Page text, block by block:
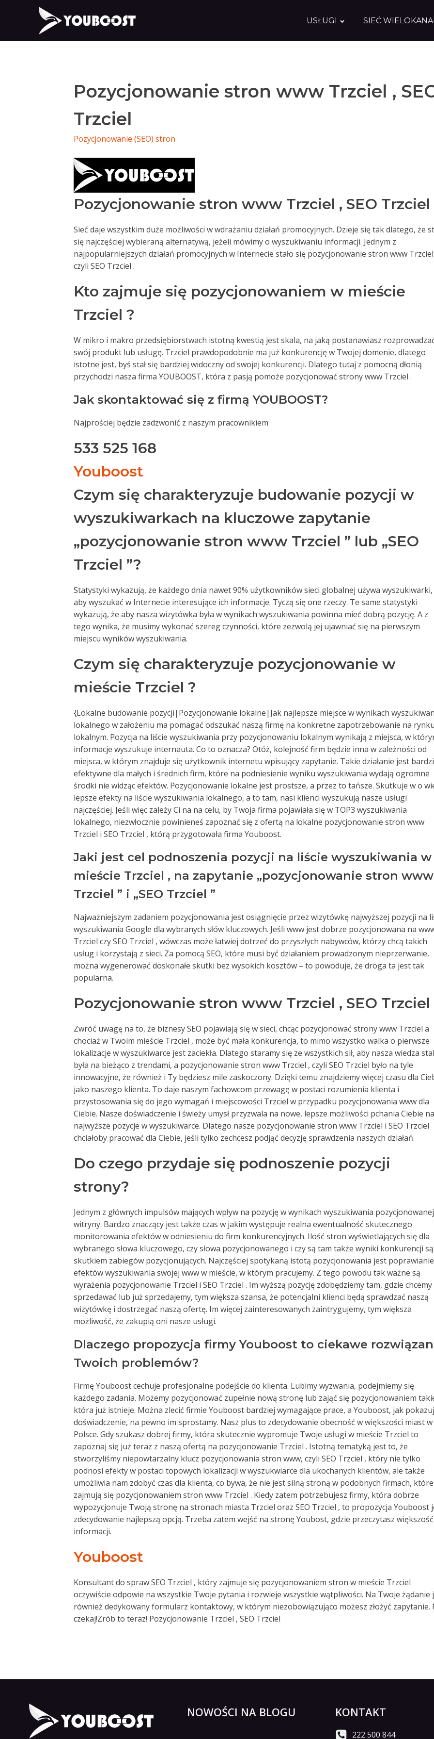
USŁUGI SIEĆ
Pozycjonowanie stron www Trzciel ,
Trzciel
Pozycjonowanie (SEO) stron
Pozycjonowanie stron www Trzciel , SEO Trzciel
Sieć daje wszystkim duże możliwości w wdrażaniu działań promocyjnych. Dzieje się tak dlatego, że
się najczęściej wybieraną alternatywą, jeżeli mówimy o wyszukiwaniu informacji. Jednym z
najpopularniejszych działań promocyjnych w Internecie stało się pozycjonowanie stron www
czyli SEO Trzciel .
Kto zajmuje się pozycjonowaniem w mieście
Trzciel ?
W mikro i makro przedsiębiorstwach istotną kwestią jest skala, na jaką postanawiasz
swój produkt lub usługę. Trzciel prawdopodobnie ma już konkurencję w Twojej domenie, dlatego
istotne jest, byś stał się bardziej widoczny od swojej konkurencji. Dlatego tutaj z pomocną dłonią
przychodzi nasza firma YOUBOOST, która z pasją pomoże pozycjonować strony www Trzciel .
Jak skontaktować się z firmą YOUBOOST?
Najprościej będzie zadzwonić z naszym pracownikiem
533 525 168
Youboost
Czym się charakteryzuje budowanie pozycji w
wyszukiwarkach na kluczowe zapytanie
„pozycjonowanie stron www Trzciel ” lub „SEO
Trzciel ”?
Statystyki wykazują, że każdego dnia nawet 90% użytkowników sieci globalnej używa wyszukiwarki,
aby wyszukać w Internecie interesujące ich informacje. Tyczą się one rzeczy. Te same statystyki
wykazują, że aby nasza wizytówka była w wynikach wyszukiwania powinna mieć dobrą pozycję. A z
tego wynika, że musimy wykonać szereg czynności, które zezwolą jej ujawniać się na pierwszym
miejscu wyników wyszukiwania.
Czym się charakteryzuje pozycjonowanie w
mieście Trzciel ?
{Lokalne budowanie pozycji|Pozycjonowanie lokalne|Jak najlepsze miejsce w wynikach
lokalnego w założeniu ma pomagać odszukać naszą firmę na konkretne zapotrzebowanie na rynku
lokalnym. Pozycja na liście wyszukiwania przy pozycjonowaniu lokalnym wynikają z miejsca, w
informacje wyszukuje internauta. Co to oznacza? Otóż, kolejność firm będzie inna w zależności od
miejsca, w którym znajduje się użytkownik internetu wpisujący zapytanie. Takie działanie jest
efektywne dla małych i średnich firm, które na podniesienie wyniku wyszukiwania wydają ogromne
środki nie widząc efektów. Pozycjonowanie lokalne jest prostsze, a przez to tańsze. Skutkuje w o
lepsze efekty na liście wyszukiwania lokalnego, a to tam, nasi klienci wyszukują nasze usługi
najczęściej. Jeśli więc zależy Ci na na celu, by Twoja firma pojawiała się w TOP3 wyszukiwania
lokalnego, niezwłocznie powinieneś zapoznać się z ofertą na lokalne pozycjonowanie stron www
Trzciel i SEO Trzciel , którą przygotowała firma Youboost.
Jaki jest cel podnoszenia pozycji na liście wyszukiwania w
mieście Trzciel , na zapytanie „pozycjonowanie stron www
Trzciel ” i „SEO Trzciel ”
Najważniejszym zadaniem pozycjonowania jest osiągnięcie przez wizytówkę najwyższej pozycji na
wyszukiwania Google dla wybranych słów kluczowych. Jeśli www jest dobrze pozycjonowana na
Trzciel czy SEO Trzciel , wówczas może łatwiej dotrzeć do przyszłych nabywców, którzy chcą takich
usług i korzystają z sieci. Za pomocą SEO, które musi być działaniem prowadzonym nieprzerwanie,
można wygenerować doskonałe skutki bez wysokich kosztów – to powoduje, że droga ta jest tak
popularna.
Pozycjonowanie stron www Trzciel , SEO Trzciel
Zwróć uwagę na to, że biznesy SEO pojawiają się w sieci, chcąc pozycjonować strony www Trzciel a
chociaż w Twoim mieście Trzciel , może być mała konkurencja, to mimo wszystko walka o pierwsze
lokalizacje w wyszukiwarce jest zaciekła. Dlatego staramy się ze wszystkich sił, aby nasza wiedza
była na bieżąco z trendami, a pozycjonowanie stron www Trzciel , czyli SEO Trzciel było na tyle
innowacyjne, że również i Ty będziesz mile zaskoczony. Dzięki temu znajdziemy więcej czasu dla
jako naszego klienta. To daje naszym fachowcom przewagę w postaci rozumienia klienta i
przystosowania się do jego wymagań i miejscowości Trzciel w przypadku pozycjonowania www dla
Ciebie. Nasze doświadczenie i świeży umysł przyzwala na nowe, lepsze możliwości pchania Ciebie na
najwyższe pozycje w wyszukiwarce. Dlatego nasze pozycjonowanie stron www Trzciel i SEO Trzciel
chciałoby pracować dla Ciebie, jeśli tylko zechcesz podjąć decyzję sprawdzenia naszych działań.
Do czego przydaje się podnoszenie pozycji
strony?
Jednym z głównych impulsów mających wpływ na pozycję w wynikach wyszukiwania pozycjonowanej
witryny. Bardzo znaczący jest także czas w jakim występuje realna ewentualność skutecznego
monitorowania efektów w odniesieniu do firm konkurencyjnych. Ilość stron wyświetlających się dla
wybranego słowa kluczowego, czy słowa pozycjonowanego i czy są tam także wyniki konkurencji są
skutkiem zabiegów pozycjonujących. Najczęściej spotykaną istotą pozycjonowania jest poprawianie
efektów wyszukiwania swojej www w mieście, w którym pracujemy. Z tego powodu tak ważne są
wyrażenia pozycjonowanie Trzciel i SEO Trzciel . Im wyższą pozycję zdobędziemy tam, gdzie chcemy
sprzedawać lub już sprzedajemy, tym większa szansa, że potencjalni klienci będą sprawdzać naszą
wizytówkę i dostrzegać naszą ofertę. Im więcej zainteresowanych zaintrygujemy, tym większa
możliwość, że zakupią oni nasze usługi.
Dlaczego propozycja firmy Youboost to ciekawe
Twoich problemów?
Firmę Youboost cechuje profesjonalne podejście do klienta. Lubimy wyzwania, podejmiemy się
każdego zadania. Możemy pozycjonować zupełnie nową stronę lub zająć się pozycjonowaniem
która już istnieje. Można zlecić firmie Youboost bardziej wymagające prace, a Youboost, jak
doświadczenie, na pewno im sprostamy. Nasz plus to zdecydowanie obecność w większości miast w
Polsce. Gdy szukasz dobrej firmy, która skutecznie wypromuje Twoje usługi w mieście Trzciel to
zapoznaj się już teraz z naszą ofertą na pozycjonowanie Trzciel . Istotną tematyką jest to, że
stworzyliśmy niepowtarzalny klucz pozycjonowania stron www, czyli SEO Trzciel , który nie tylko
podnosi efekty w postaci topowych lokalizacji w wyszukwiarce dla ukochanych klientów, ale także
umożliwia nam zdobyć czas dla klienta, co bywa, że nie jest silną stroną w podobnych firmach, które
zajmują się pozycjonowaniem stron www Trzciel . Kiedy zatem potrzebujesz firmy, która dobrze
wypozycjonuje Twoją stronę na stronach miasta Trzciel oraz SEO Trzciel , to propozycja Youboost
zdecydowanie najlepszą opcją. Trzeba zatem wejść na stronę Youbost, gdzie przeczytasz większość
informacji.
Youboost
Konsultant do spraw SEO Trzciel , który zajmuje się pozycjonowaniem stron w mieście Trzciel
oczywiście odpowie na wszystkie Twoje pytania i rozwieje wszystkie wątpliwości. Na Twoje żądanie
również dedykowany formularz kontaktowy, w którym niezobowiązująco możesz złożyć zapytanie.
czekaj!Zrób to teraz! Pozycjonowanie Trzciel , SEO Trzciel
NOWOŚCI NA BLOGU KONTAKT
222 500 844